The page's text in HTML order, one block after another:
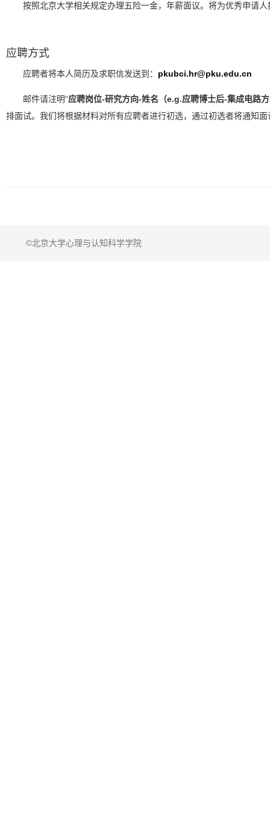
按照北京大学相关规定办理五险一金，年薪面议。将为优秀申请
应聘方式
应聘者将本人简历及求职信发送到： pkubci.hr@pku.edu.cn
邮件请注明“应聘岗位-研究方向-姓名（e.g.应聘博士后-集成电路
排面试。我们将根据材料对所有应聘者进行初选，通过初选者将通知
©北京大学心理与认知科学学院